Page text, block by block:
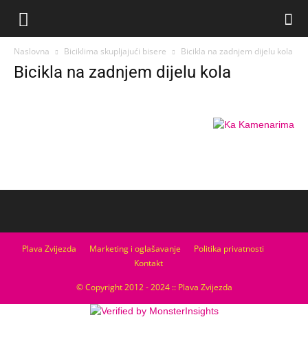
Naslovna Biciklima skupljajući bisere Bicikla na zadnjem dijelu kola
Bicikla na zadnjem dijelu kola
Plava Zvijezda Marketing i oglašavanje
Politika privatnosti
Kontakt
© Copyright 2012 - 2024 :: Plava Zvijezda